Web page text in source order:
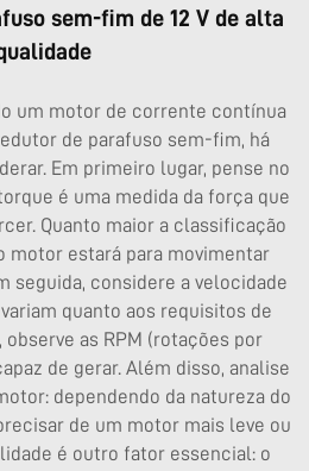
sem-fim de 12 V de alta
um motor de corrente contínua
de parafuso sem-fim, há
Em primeiro lugar, pense no
é uma medida da força que
Quanto maior a classificação
motor estará para movimentar
seguida, considere a velocidade
quanto aos requisitos de
as RPM (rotações por
de gerar. Além disso, analise
dependendo da natureza do
de um motor mais leve ou
é outro fator essencial: o